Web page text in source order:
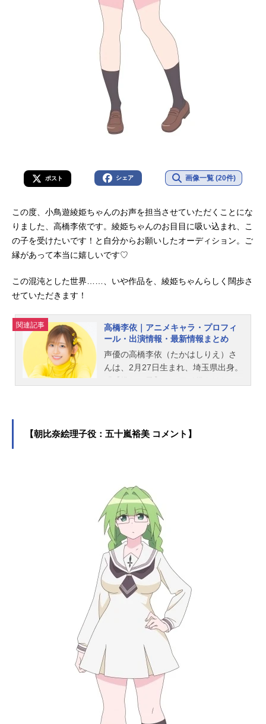
ポスト シェア 画像一覧 (20件)
この度、小鳥遊綾姫ちゃんのお声を担当させていただくことにな
りました、高橋李依です。綾姫ちゃんのお目目に吸い込まれ、こ
の子を受けたいです！と自分からお願いしたオーディション。ご
縁があって本当に嬉しいです♡
この混沌とした世界……、いや作品を、綾姫ちゃんらしく闊歩さ
せていただきます！
関連記事
高橋李依｜アニメキャラ・プロフィ
ール・出演情報・最新情報まとめ
声優の高橋李依（たかはしりえ）さ
んは、2月27日生まれ、埼玉県出身。
す。こちらでは、高橋李依さんのオ
【朝比奈絵理子役：五十嵐裕美 コメント】